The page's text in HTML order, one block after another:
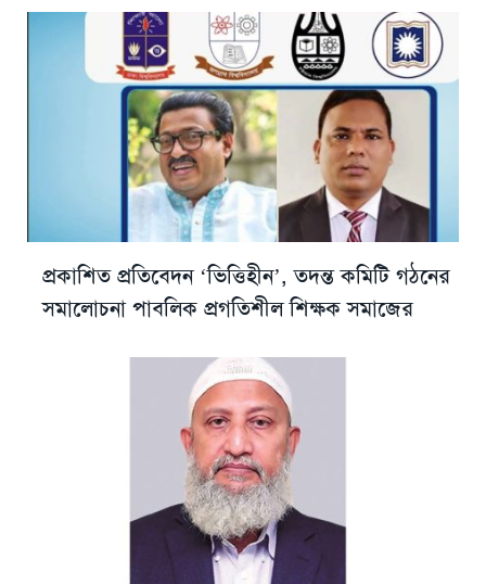
প্রকাশিত প্রতিবেদন ‘ভিত্তিহীন’, তদন্ত কমিটি গঠনের
সমালোচনা পাবলিক প্রগতিশীল শিক্ষক সমাজের